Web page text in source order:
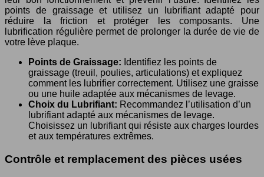
points de graissage et utilisez un lubrifiant adapté pour
réduire la friction et protéger les composants. Une
lubrification régulière permet de prolonger la durée de vie de
votre lève plaque.
Points de Graissage: Identifiez les points de
graissage (treuil, poulies, articulations) et expliquez
comment les lubrifier correctement. Utilisez une graisse
ou une huile adaptée aux mécanismes de levage.
Choix du Lubrifiant: Recommandez l’utilisation d’un
lubrifiant adapté aux mécanismes de levage.
Choisissez un lubrifiant qui résiste aux charges lourdes
et aux températures extrêmes.
Contrôle et remplacement des pièces usées